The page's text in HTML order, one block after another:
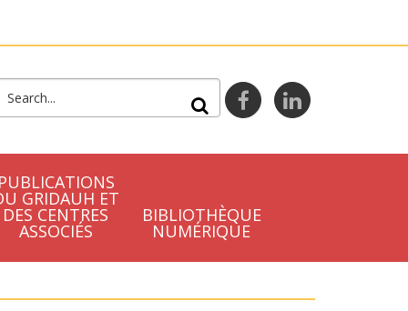
facebooklinkedin
FORMULAIRE DE
PUBLICATIONS
GRIDAUH ET
DES CENTRES
ASSOCIÉS
BIBLIOTHÈQUE
NUMÉRIQUE